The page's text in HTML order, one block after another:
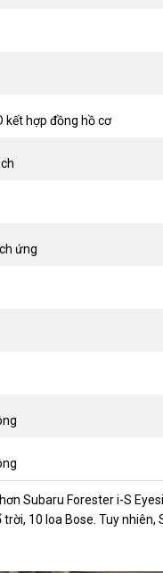
kết hợp đồng hồ cơ
ứng
Subaru Forester i-S
10 loa Bose. Tuy